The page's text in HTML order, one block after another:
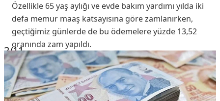
Özellikle 65 yaş aylığı ve evde bakım yardımı yılda iki
defa memur maaş katsayısına göre zamlanırken,
geçtiğimiz günlerde de bu ödemelere yüzde 13,52
oranında zam yapıldı.
2/11